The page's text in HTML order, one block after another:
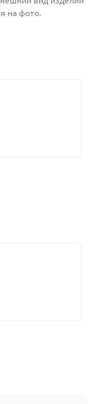
на фото.